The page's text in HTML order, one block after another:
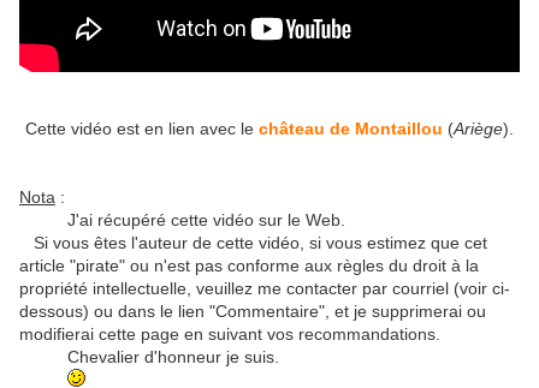
Cette vidéo est en lien avec le château de Montaillou (Ariège).
Nota :
J'ai récupéré cette vidéo sur le Web.
Si vous êtes l'auteur de cette vidéo, si vous estimez que cet
article "pirate" ou n'est pas conforme aux règles du droit à la
propriété intellectuelle, veuillez me contacter par courriel (voir ci-
dessous) ou dans le lien "Commentaire", et je supprimerai ou
modifierai cette page en suivant vos recommandations.
Chevalier d'honneur je suis.